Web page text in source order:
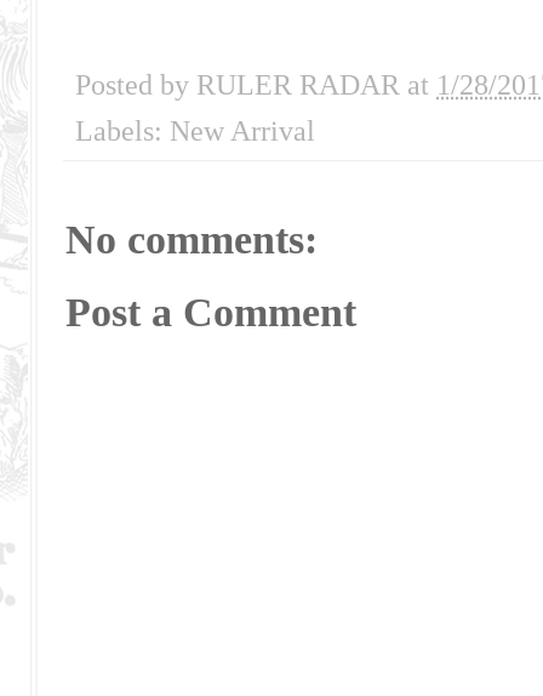
Posted by RULER RADAR at 1/28/
Labels: New Arrival
No comments:
Post a Comment